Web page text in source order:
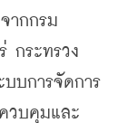
ากกรม
กระทรวง
บการจัดการ
วบคุมและ